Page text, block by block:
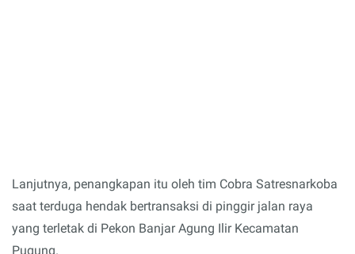
Lanjutnya, penangkapan itu oleh tim Cobra Satresnarkoba
saat terduga hendak bertransaksi di pinggir jalan raya
yang terletak di Pekon Banjar Agung Ilir Kecamatan
Pugung.